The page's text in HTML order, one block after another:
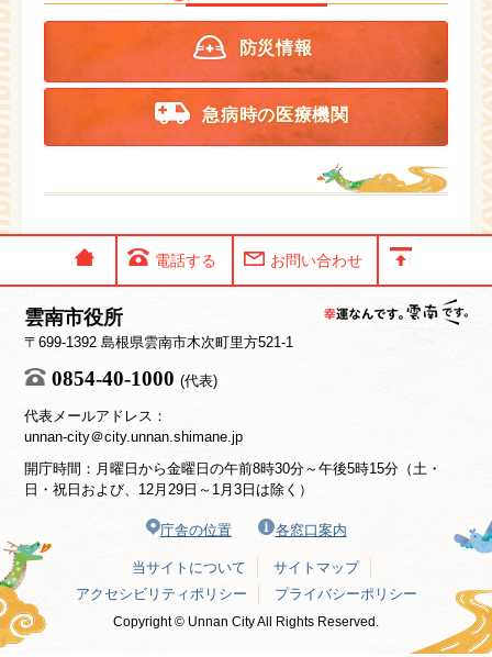
防災情報
急病時の医療機関
電話する お問い合わせ
雲南市役所
〒699-1392 島根県雲南市木次町里方521-1
0854-40-1000 (代表)
代表メールアドレス：
unnan-city＠city.unnan.shimane.jp
開庁時間：月曜日から金曜日の午前8時30分～午後5時15分（土・
日・祝日および、12月29日～1月3日は除く）
庁舎の位置 各窓口案内
当サイトについて
サイトマップ
アクセシビリティポリシー
プライバシーポリシー
Copyright © Unnan City All Rights Reserved.